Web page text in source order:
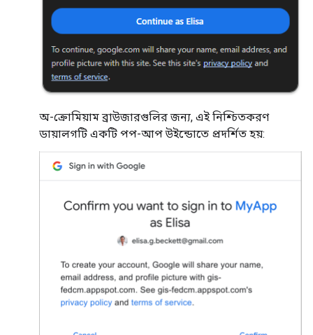
অ-ক্রোমিয়াম ব্রাউজারগুলির জন্য, এই নিশ্চিতকরণ
ডায়ালগটি একটি পপ-আপ উইন্ডোতে প্রদর্শিত হয়: